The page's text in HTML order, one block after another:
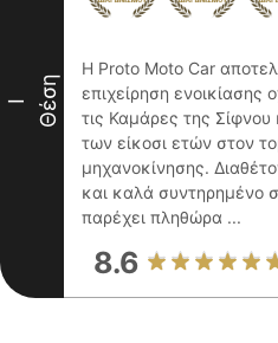
I Θέση
Η Proto Moto Car
επιχείρηση
τις Καμάρες της
των είκοσι ετών στον
μηχανοκίνησης.
και καλά συντηρημένο
παρέχει πληθώρα ...
8.6